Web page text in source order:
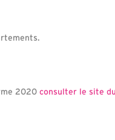
2020consulter le site